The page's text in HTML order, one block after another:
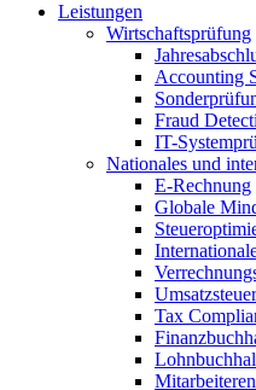
Leistungen
Wirtschaftsprüfung
Accounting
Fraud
IT-
Nationales und
E-Rechnung
Globale
Umsatzsteuer
Tax